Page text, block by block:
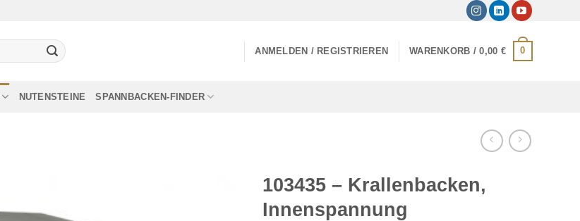
ANMELDEN / REGISTRIEREN WARENKORB /0,00 € 0
NUTENSTEINE SPANNBACKEN-FINDER
103435 – Krallenbacken,
Innenspannung